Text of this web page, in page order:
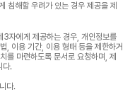
침해할 우려가 있는 경우 제공을 제
자에게 제공하는 경우, 개인정보를
, 이용 기간, 이용 형태 등을 제한하거
를 마련하도록 문서로 요청하며, 제
다.
다.